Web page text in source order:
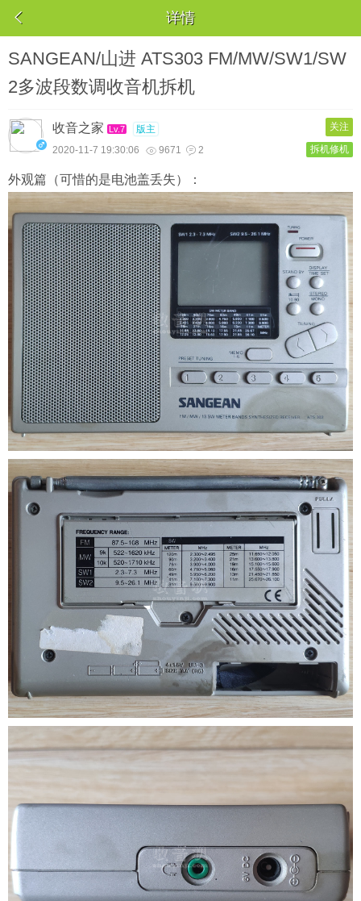
 详情
SANGEAN/山进 ATS303 FM/MW/SW1/SW
2多波段数调收音机拆机
收音之家 Lv.7 版主 关注
2020-11-7 19:30:06  9671  2 拆机修机
外观篇（可惜的是电池盖丢失）：